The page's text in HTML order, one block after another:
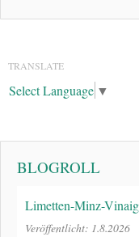
TRANSLATE
Select Language ▼
BLOGROLL
Limetten-Minz-
Veröffentlicht: 1.8.2026